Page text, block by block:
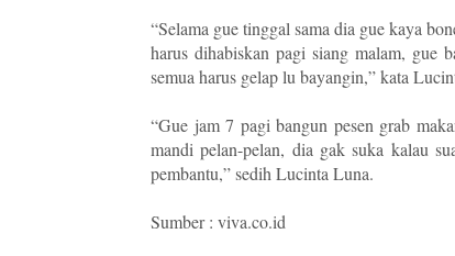
“Selama gue tinggal sama dia gue kaya
harus dihabiskan pagi siang malam, gue
semua harus gelap lu bayangin,” kata
“Gue jam 7 pagi bangun pesen grab
mandi pelan-pelan, dia gak suka kalau
pembantu,” sedih Lucinta Luna.
Sumber : viva.co.id